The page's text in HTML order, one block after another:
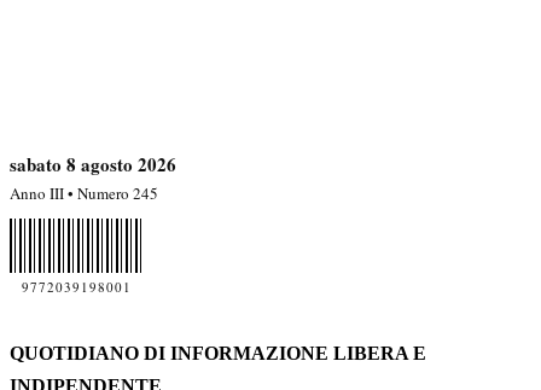
sabato 8 agosto 2026
Anno III • Numero 245
9772039198001
QUOTIDIANO DI INFORMAZIONE LIBERA E
INDIPENDENTE